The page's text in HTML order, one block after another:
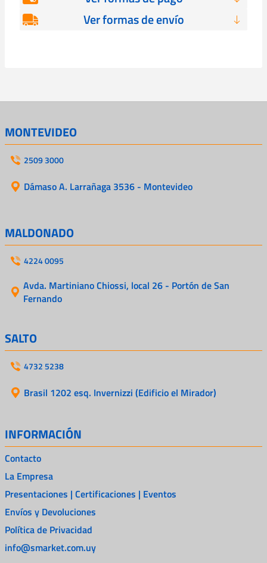
Ver formas de envío
MONTEVIDEO
2509 3000
Dámaso A. Larrañaga 3536 - Montevideo
MALDONADO
4224 0095
Avda. Martiniano Chiossi, local 26 - Portón de San
Fernando
SALTO
4732 5238
Brasil 1202 esq. Invernizzi (Edificio el Mirador)
INFORMACIÓN
Contacto
La Empresa
Presentaciones | Certificaciones | Eventos
Envíos y Devoluciones
Política de Privacidad
info@smarket.com.uy